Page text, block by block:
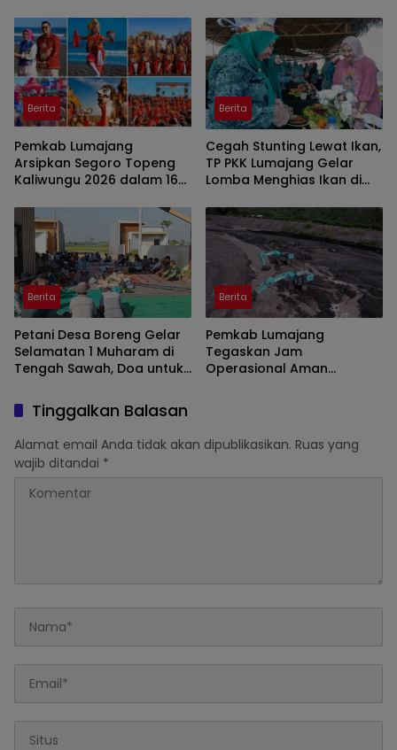
Berita
Pemkab Lumajang
Arsipkan Segoro Topeng
Kaliwungu 2026 dalam 160
Berita
Cegah Stunting Lewat Ikan,
TP PKK Lumajang Gelar
Lomba Menghias Ikan di
Berita
Petani Desa Boreng Gelar
Selamatan 1 Muharam di
Tengah Sawah, Doa untuk
Berita
Pemkab Lumajang
Tegaskan Jam
Operasional Aman
Tinggalkan Balasan
Alamat email Anda tidak akan dipublikasikan. Ruas yang
wajib ditandai *